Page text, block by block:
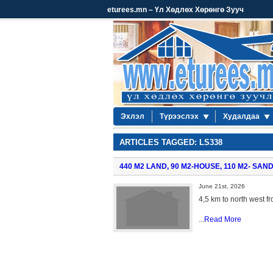
eturees.mn – Үл Хөдлөх Хөрөнгө Зууч
Эхлэл Түрээслэх Худалдаа
ARTICLES TAGGED: LS338
440 M2 LAND, 90 M2-HOUSE, 110 M2-
June 21st, 2026
4,5 km to north west
...Read More